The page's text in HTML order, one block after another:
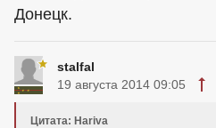
Донецк.
stalfal
19 августа 2014 09:05
Цитата: Hariva